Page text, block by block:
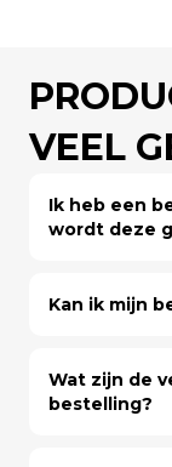
VEEL
Ik heb een
wordt deze
Kan ik mijn
Wat zijn de
bestelling?